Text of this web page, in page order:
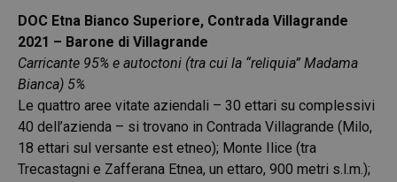
DOC Etna Bianco Superiore, Contrada Villagrande
2021 – Barone di Villagrande
Carricante 95% e autoctoni (tra cui la “reliquia” Madama
Bianca) 5%
Le quattro aree vitate aziendali – 30 ettari su complessivi
40 dell’azienda – si trovano in Contrada Villagrande (Milo,
18 ettari sul versante est etneo); Monte Ilice (tra
Trecastagni e Zafferana Etnea, un ettaro, 900 metri s.l.m.);